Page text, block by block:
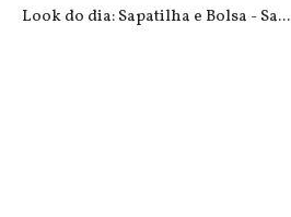
Look do dia: Sapatilha e Bolsa - Sa...